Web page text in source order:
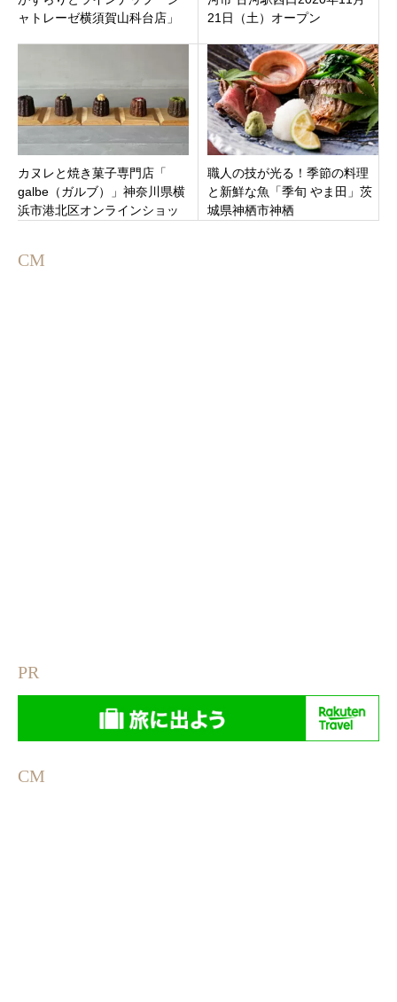
ャトレーゼ横須賀山科台店」
21日（土）オープン
カヌレと焼き菓子専門店「
galbe（ガルブ）」神奈川県横
浜市港北区オンラインショッ
職人の技が光る！季節の料理
と新鮮な魚「季旬 やま田」茨
城県神栖市神栖
CM
PR
CM